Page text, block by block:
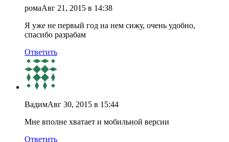
ромаАвг 21, 2015 в 14:38
Я уже не первый год на нем сижу, очень удобно,
спасибо разрабам
Ответить
ВадимАвг 30, 2015 в 15:44
Мне вполне хватает и мобильной версии
Ответить